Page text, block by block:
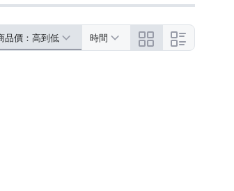
品價：高到低 時間